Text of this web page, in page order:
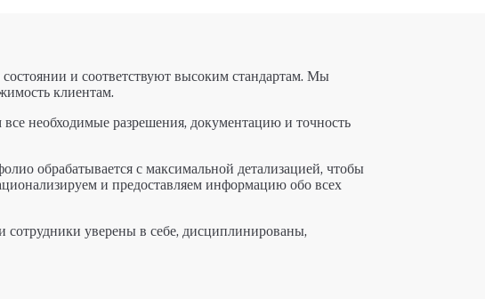
и соответствуют высоким стандартам. Мы
клиентам.
необходимые разрешения, документацию и точность
обрабатывается с максимальной детализацией, чтобы
и предоставляем информацию обо всех
сотрудники уверены в себе, дисциплинированы,